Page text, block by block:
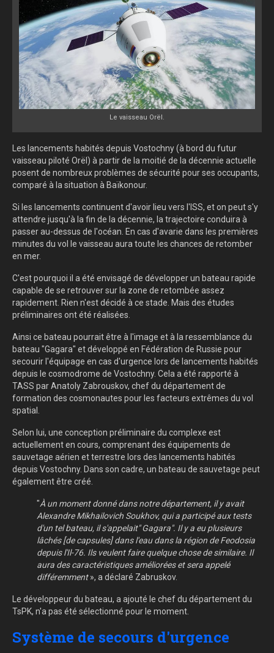
Le vaisseau Orël.
Les lancements habités depuis Vostochny (à bord du futur
vaisseau piloté Orël) à partir de la moitié de la décennie actuelle
posent de nombreux problèmes de sécurité pour ses occupants,
comparé à la situation à Baïkonour.
Si les lancements continuent d'avoir lieu vers l'ISS, et on peut s'y
attendre jusqu'à la fin de la décennie, la trajectoire conduira à
passer au-dessus de l'océan. En cas d'avarie dans les premières
minutes du vol le vaisseau aura toute les chances de retomber
en mer.
C'est pourquoi il a été envisagé de développer un bateau rapide
capable de se retrouver sur la zone de retombée assez
rapidement. Rien n'est décidé à ce stade. Mais des études
préliminaires ont été réalisées.
Ainsi ce bateau pourrait être à l'image et à la ressemblance du
bateau "Gagara" et développé en Fédération de Russie pour
secourir l'équipage en cas d'urgence lors de lancements habités
depuis le cosmodrome de Vostochny. Cela a été rapporté à
TASS par Anatoly Zabrouskov, chef du département de
formation des cosmonautes pour les facteurs extrêmes du vol
spatial.
Selon lui, une conception préliminaire du complexe est
actuellement en cours, comprenant des équipements de
sauvetage aérien et terrestre lors des lancements habités
depuis Vostochny. Dans son cadre, un bateau de sauvetage peut
également être créé.
"À un moment donné dans notre département, il y avait
Alexandre Mikhailovich Soukhov, qui a participé aux tests
d'un tel bateau, il s'appelait" Gagara". Il y a eu plusieurs
lâchés [de capsules] dans l'eau dans la région de Feodosia
depuis l'Il-76. Ils veulent faire quelque chose de similaire. Il
aura des caractéristiques améliorées et sera appelé
différemment», a déclaré Zabruskov.
Le développeur du bateau, a ajouté le chef du département du
TsPK, n'a pas été sélectionné pour le moment.
Système de secours d'urgence